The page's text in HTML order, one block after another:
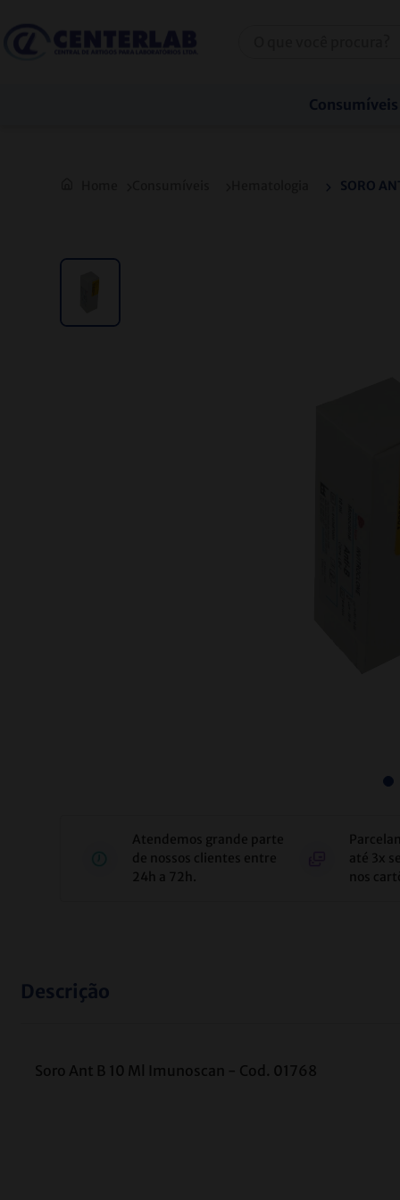
Consumíveis
SORO
Atendemos grande parte
de nossos clientes entre
24h a 72h.
até 3x
nos
Descrição
Soro Ant B 10 Ml Imunoscan - Cod. 01768